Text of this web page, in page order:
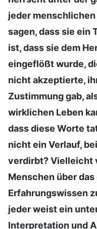
jeder
sagen, dass sie ein
ist, dass sie dem
eingeflößt wurde,
nicht akzeptierte,
Zustimmung gab,
wirklichen Leben
dass diese Worte
nicht ein Verlauf,
verdirbt? Vielleicht
Menschen über
Erfahrungswissen
jeder weist ein
Interpretation und